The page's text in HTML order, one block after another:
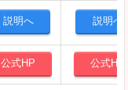
説明へ 説明へ
公式HP 公式HP